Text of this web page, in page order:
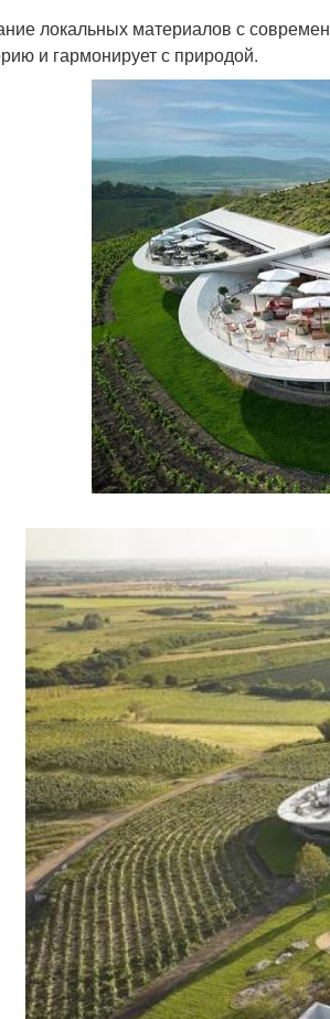
локальных материалов с
и гармонирует с природой.